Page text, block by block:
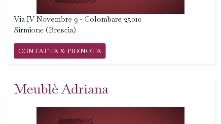
Via IV Novembre 9 - Colombare 25010
Sirmione (Brescia)
CONTATTA & PRENOTA
Meublè Adriana